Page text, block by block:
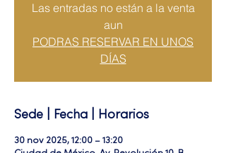
Las entradas no están a la venta
aun
PODRAS RESERVAR EN UNOS
DÍAS
Sede | Fecha | Horarios
30 nov 2025, 12:00 – 13:20